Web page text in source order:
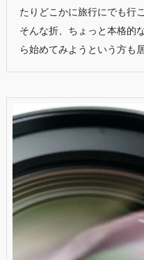
たりどこかに旅行にでも行
そんな折、ちょっと本格的
ら始めてみようという方も